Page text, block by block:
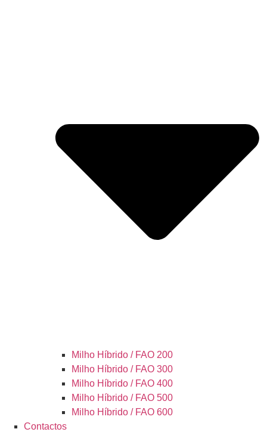
Milho Híbrido / FAO 200
Milho Híbrido / FAO 300
Milho Híbrido / FAO 400
Milho Híbrido / FAO 500
Milho Híbrido / FAO 600
Contactos